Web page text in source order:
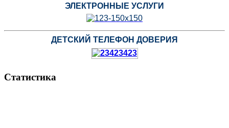
ЭЛЕКТРОННЫЕ УСЛУГИ
ДЕТСКИЙ ТЕЛЕФОН ДОВЕРИЯ
Статистика